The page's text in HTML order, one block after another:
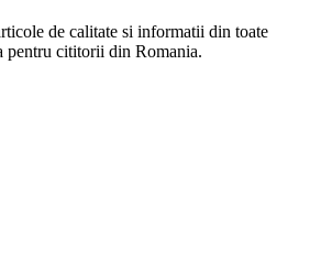
de calitate si informatii din toate
pentru cititorii din Romania.